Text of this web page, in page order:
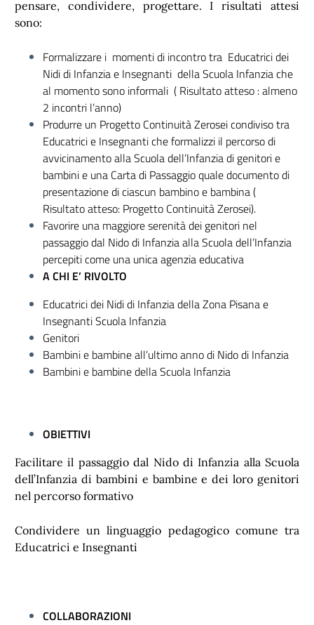
pensare, condividere, progettare. I risultati attesi
sono:
Formalizzare i momenti di incontro tra Educatrici dei
Nidi di Infanzia e Insegnanti della Scuola Infanzia che
al momento sono informali ( Risultato atteso : almeno
2 incontri l’anno)
Produrre un Progetto Continuità Zerosei condiviso tra
Educatrici e Insegnanti che formalizzi il percorso di
avvicinamento alla Scuola dell’Infanzia di genitori e
bambini e una Carta di Passaggio quale documento di
presentazione di ciascun bambino e bambina (
Risultato atteso: Progetto Continuità Zerosei).
Favorire una maggiore serenità dei genitori nel
passaggio dal Nido di Infanzia alla Scuola dell’Infanzia
percepiti come una unica agenzia educativa
A CHI E’ RIVOLTO
Educatrici dei Nidi di Infanzia della Zona Pisana e
Insegnanti Scuola Infanzia
Genitori
Bambini e bambine all’ultimo anno di Nido di Infanzia
Bambini e bambine della Scuola Infanzia
OBIETTIVI
Facilitare il passaggio dal Nido di Infanzia alla Scuola
dell’Infanzia di bambini e bambine e dei loro genitori
nel percorso formativo
Condividere un linguaggio pedagogico comune tra
Educatrici e Insegnanti
COLLABORAZIONI